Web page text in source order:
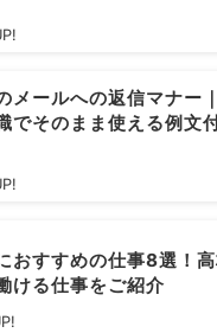
メールへの返信マナー
でそのまま使える例文
おすすめの仕事8選！
ける仕事をご紹介